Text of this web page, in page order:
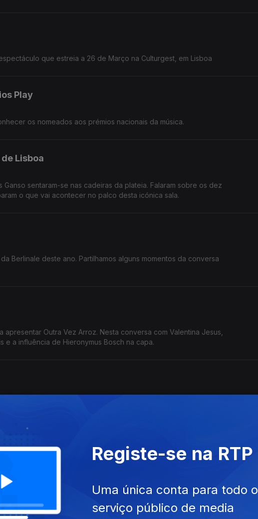
que estreia a 26 de Março na Culturgest, em Lisboa
Play
os nomeados aos prémios nacionais da música.
Lisboa
sentaram-se nas cadeiras da plateia. Falaram sobre os dez
o que vai acontecer no palco desta icónica sala.
Berlinale deste ano. Partilhamos alguns momentos da conversa
Outra Vez Arroz. Nesta conversa com Valentina Jesus,
e a influência de Hieronymus Bosch na capa.
After Dawn", na semana dos primeiros concertos.
Registe-se na RTP
Uma única conta para todo o
serviço público de media